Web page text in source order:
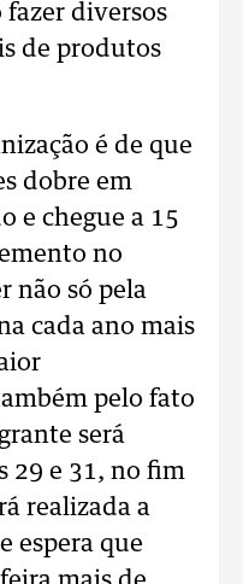
diversos
de produtos
é de que
dobre em
e chegue a 15
no
não só pela
cada ano mais
pelo fato
será
29 e 31, no fim
realizada a
espera que